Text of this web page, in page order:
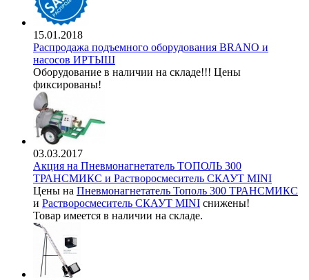
15.01.2018
Распродажа подъемного оборудования BRANO и
насосов ИРТЫШ
Оборудование в наличии на складе!!! Цены
фиксированы!
03.03.2017
Акция на Пневмонагнетатель ТОПОЛЬ 300
ТРАНСМИКС и Растворосмеситель СКАУТ MINI
Цены на Пневмонагнетатель Тополь 300 ТРАНСМИКС
и Растворосмеситель СКАУТ MINI снижены!
Товар имеется в наличии на складе.